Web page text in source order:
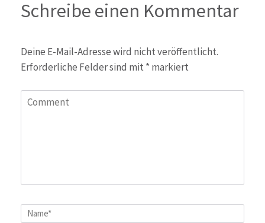
Schreibe einen Kommentar
Deine E-Mail-Adresse wird nicht veröffentlicht.
Erforderliche Felder sind mit * markiert
Comment
Name*